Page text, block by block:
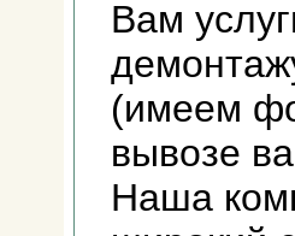
Вам
(имеем
вывозе
Наша